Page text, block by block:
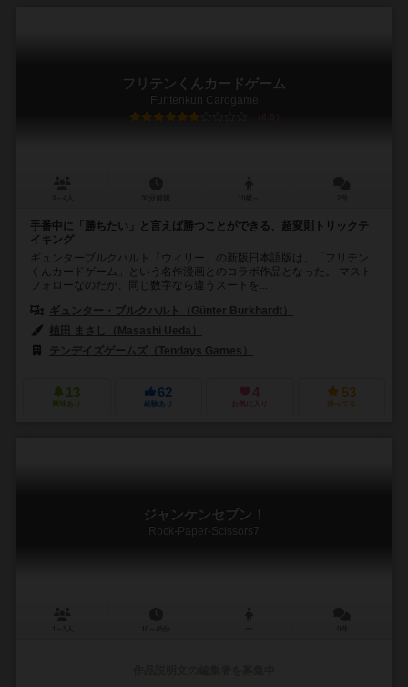
フリテンくんカードゲーム
Furitenkun Cardgame
6.0
手番中に「勝ちたい」と言えば勝つことができる、超変則トリックテ
イキング
ギュンターブルクハルト「ウィリー」の新版日本語版は、「フリテン
くんカードゲーム」という名作漫画とのコラボ作品となった。 マスト
フォローなのだが、同じ数字なら違うスートを...
ギュンター・ブルクハルト（Günter Burkhardt）
植田 まさし（Masashi Ueda）
テンデイズゲームズ（Tendays Games）
13
興味あり
62
経験あり
4
お気に入り
53
持ってる
ジャンケンセブン！
Rock-Paper-Scissors7